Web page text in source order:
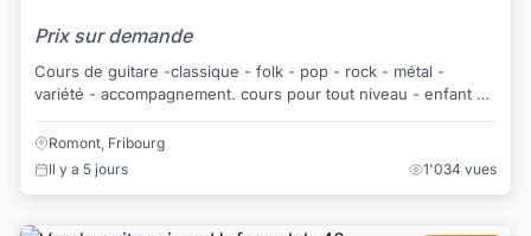
Prix sur demande
Cours de guitare -classique - folk - pop - rock - métal -
variété - accompagnement. cours pour tout niveau - enfant et
Romont, Fribourg
Il y a 5 jours
1'034 vues